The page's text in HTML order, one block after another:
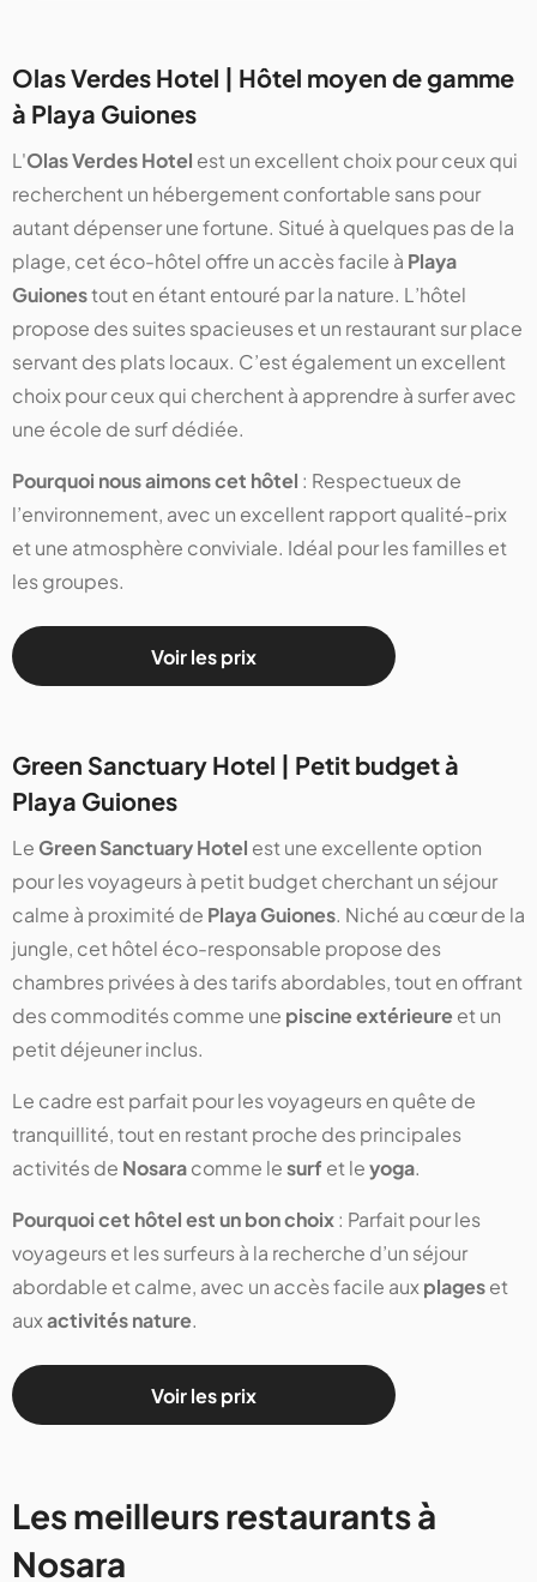
Olas Verdes Hotel | Hôtel moyen de gamme
à Playa Guiones
L'Olas Verdes Hotel est un excellent choix pour ceux qui
recherchent un hébergement confortable sans pour
autant dépenser une fortune. Situé à quelques pas de la
plage, cet éco-hôtel offre un accès facile à Playa
Guionestout en étant entouré par la nature. L’hôtel
propose des suites spacieuses et un restaurant sur place
servant des plats locaux. C’est également un excellent
choix pour ceux qui cherchent à apprendre à surfer avec
une école de surf dédiée.
Pourquoi nous aimons cet hôtel : Respectueux de
l’environnement, avec un excellent rapport qualité-prix
et une atmosphère conviviale. Idéal pour les familles et
les groupes.
Voir les prix
Green Sanctuary Hotel | Petit budget à
Playa Guiones
Le Green Sanctuary Hotel est une excellente option
pour les voyageurs à petit budget cherchant un séjour
calme à proximité de Playa Guiones. Niché au cœur de la
jungle, cet hôtel éco-responsable propose des
chambres privées à des tarifs abordables, tout en offrant
des commodités comme une piscine extérieureet un
petit déjeuner inclus.
Le cadre est parfait pour les voyageurs en quête de
tranquillité, tout en restant proche des principales
activités de Nosaracomme lesurf et leyoga.
Pourquoi cet hôtel est un bon choix: Parfait pour les
voyageurs et les surfeurs à la recherche d’un séjour
abordable et calme, avec un accès facile auxplageset
auxactivités nature.
Voir les prix
Les meilleurs restaurants à
Nosara